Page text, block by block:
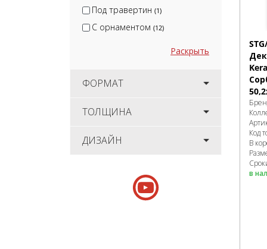
Под травертин (1)
С орнаментом (12)
Раскрыть
ФОРМАТ
ТОЛЩИНА
ДИЗАЙН
Код
В
в